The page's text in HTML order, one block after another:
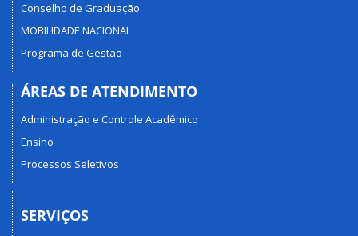
Conselho de Graduação
MOBILIDADE NACIONAL
Programa de Gestão
ÁREAS DE ATENDIMENTO
Administração e Controle Acadêmico
Ensino
Processos Seletivos
SERVIÇOS